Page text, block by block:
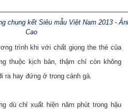
chung kết Siêu mẫu Việt Nam 2013 -
Cao
trình khi với chất giọng the thé của
thuộc kịch bản, thậm chí còn không
ra hay đứng ở trong cánh gà.
dù chỉ xuất hiện năm phút trong hậu